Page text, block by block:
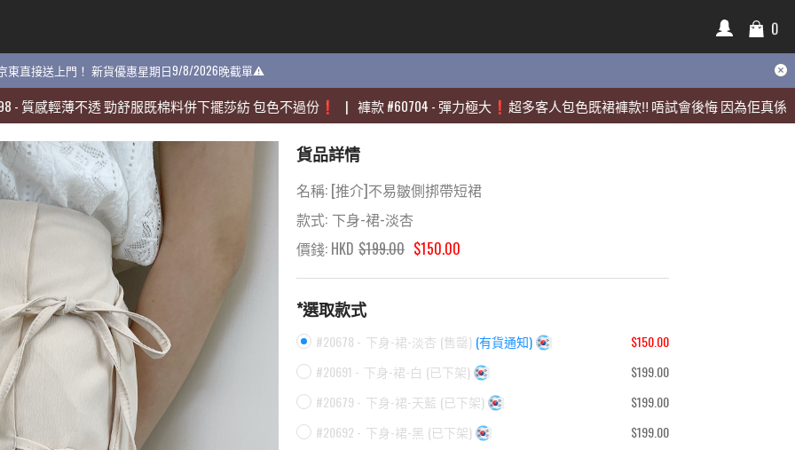
0
東直接送上門！ 新貨優惠星期日9/8/2026晚截單⚠️
感輕薄不透 勁舒服既棉料併下擺莎紡 包色不過份❗️ | 褲款 #60704-彈力極大❗️超多客人包色既裙褲款‼️ 唔試會後悔 因為佢真係好靚
0
東直接送上門！ 新貨優惠星期日9/8/2026晚截單⚠️
感輕薄不透 勁舒服既棉料併下擺莎紡 包色不過份❗️ | 褲款 #60704-彈力極大❗️超多客人包色既裙褲款‼️ 唔試會後悔 因為佢真係好靚
貨品詳情
名稱: [推介]不易皺側挷帶短裙
款式: 下身-裙-淡杏
價錢: HKD $199.00 $150.00
*選取款式
#20678 - 下身-裙-淡杏 (售罄) (有貨通知)
$150.00
#20691 - 下身-裙-白 (已下架)
$199.00
#20679 - 下身-裙-天藍 (已下架)
$199.00
#20692 - 下身-裙-黑 (已下架) $199.00